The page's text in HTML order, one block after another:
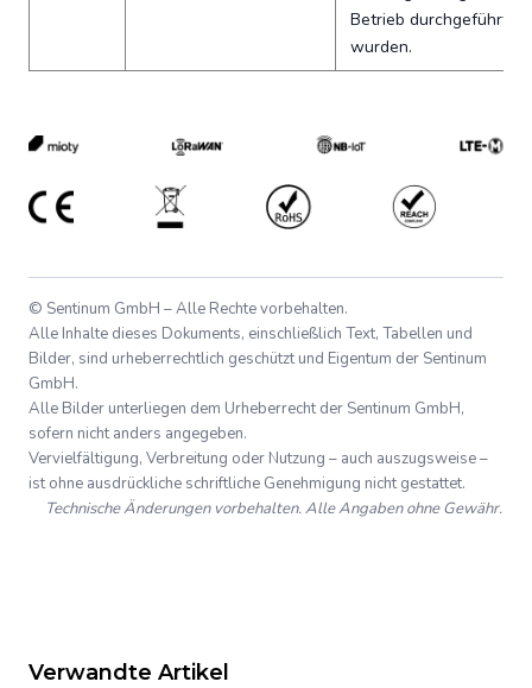
Betrieb durchgeführt
wurden.
© Sentinum GmbH – Alle Rechte vorbehalten.
Alle Inhalte dieses Dokuments, einschließlich Text, Tabellen und
Bilder, sind urheberrechtlich geschützt und Eigentum der Sentinum
GmbH.
Alle Bilder unterliegen dem Urheberrecht der Sentinum GmbH,
sofern nicht anders angegeben.
Vervielfältigung, Verbreitung oder Nutzung – auch auszugsweise –
ist ohne ausdrückliche schriftliche Genehmigung nicht gestattet.
Technische Änderungen vorbehalten. Alle Angaben ohne Gewähr.
Verwandte Artikel